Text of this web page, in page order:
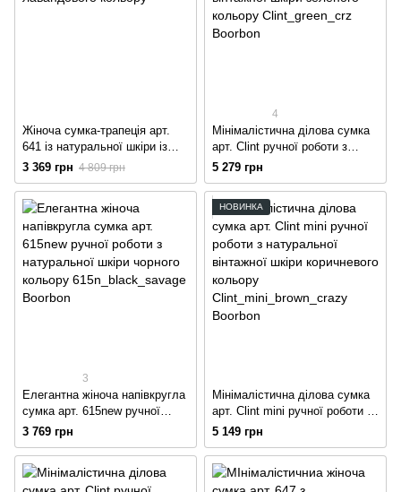
Жіноча сумка-трапеція арт.
641 із натуральної шкіри із
легким глянцем лавандового
3 369 грн 4 809 грн
4
Мінімалістична ділова сумка
арт. Clint ручної роботи з
натуральної вінтажної шкіри
5 279 грн
3
Елегантна жіноча напівкругла
сумка арт. 615new ручної
роботи з натуральної шкіри
3 769 грн
НОВИНКА
Мінімалістична ділова сумка
арт. Clint mini ручної роботи з
натуральної вінтажної шкіри
5 149 грн